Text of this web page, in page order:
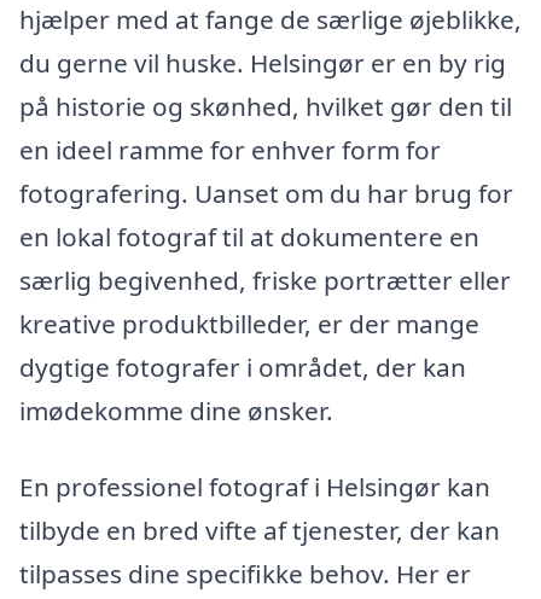
hjælper med at fange de særlige øjeblikke,
du gerne vil huske. Helsingør er en by rig
på historie og skønhed, hvilket gør den til
en ideel ramme for enhver form for
fotografering. Uanset om du har brug for
en lokal fotograf til at dokumentere en
særlig begivenhed, friske portrætter eller
kreative produktbilleder, er der mange
dygtige fotografer i området, der kan
imødekomme dine ønsker.
En professionel fotograf i Helsingør kan
tilbyde en bred vifte af tjenester, der kan
tilpasses dine specifikke behov. Her er